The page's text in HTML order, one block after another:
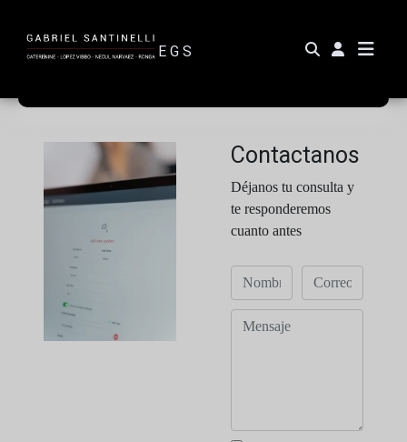
E G S
Contactanos
Déjanos tu consulta y
te responderemos
cuanto antes